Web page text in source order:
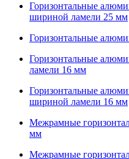
Горизонтальные
шириной ламели 25 мм
Горизонтальные
Горизонтальные
ламели 16 мм
Горизонтальные
шириной ламели 16 мм
Межрамные
мм
Межрамные